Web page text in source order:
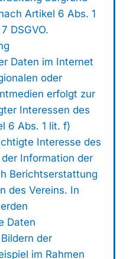
Artikel 6 Abs. 1
DSGVO.
Daten im Internet
oder
erfolgt zur
Interessen des
6 Abs. 1 lit. f)
Interesse des
Information der
Berichtserstattung
des Vereins. In
Daten
der
im Rahmen